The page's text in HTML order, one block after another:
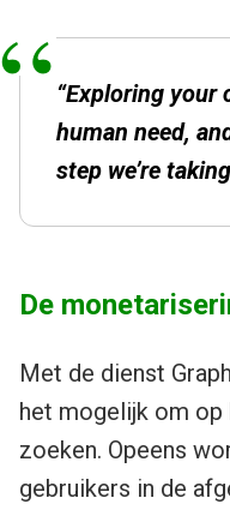
“Exploring your
human need,
step we’re
De
Met de dienst
het mogelijk om op
zoeken. Opeens
gebruikers in de